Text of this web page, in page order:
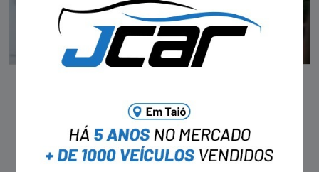
“Encontro de Ferraris” em Santa Catarina
acaba com carrões debaixo d’água